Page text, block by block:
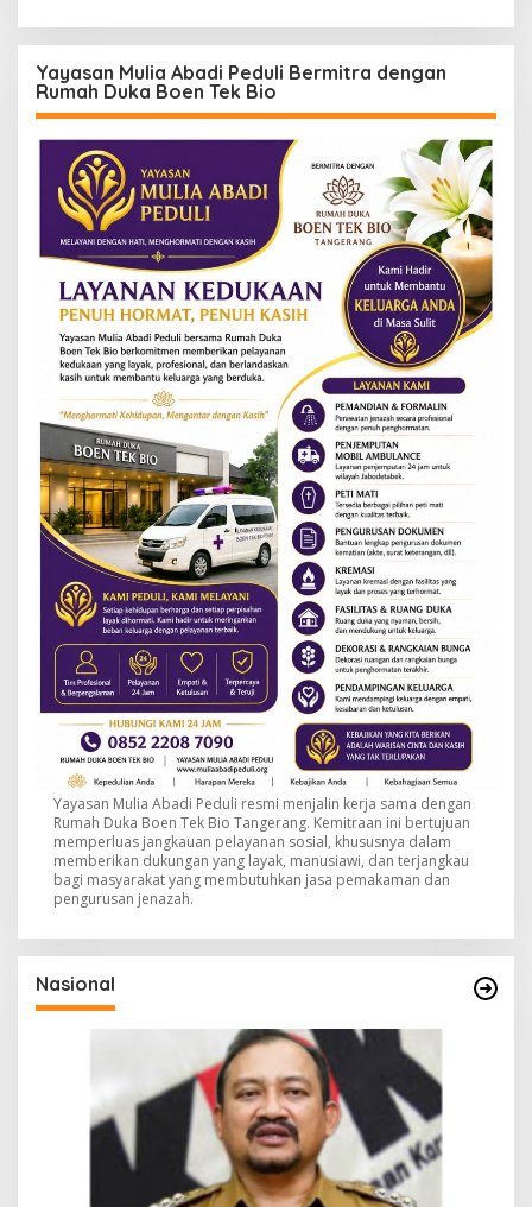
Yayasan Mulia Abadi Peduli Bermitra dengan
Rumah Duka Boen Tek Bio
Yayasan Mulia Abadi Peduli resmi menjalin kerja sama dengan
Rumah Duka Boen Tek Bio Tangerang. Kemitraan ini bertujuan
memperluas jangkauan pelayanan sosial, khususnya dalam
memberikan dukungan yang layak, manusiawi, dan terjangkau
bagi masyarakat yang membutuhkan jasa pemakaman dan
pengurusan jenazah.
Nasional